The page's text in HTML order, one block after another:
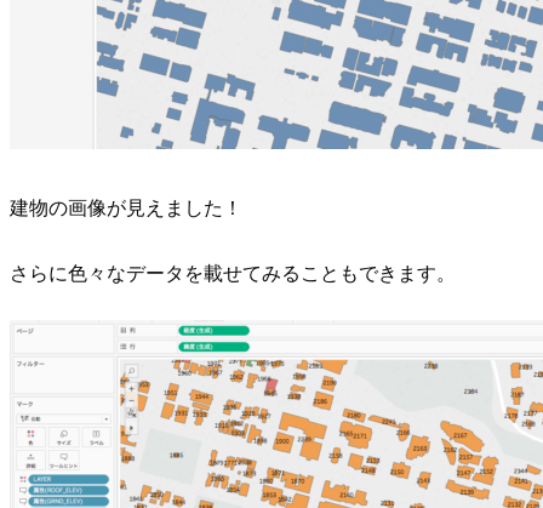
建物の画像が見えました！
さらに色々なデータを載せてみることもできます。